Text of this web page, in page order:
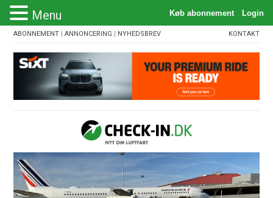
ABONNEMENT |ANNONCERING | NYHEDSBREV KONTAKT
Menu